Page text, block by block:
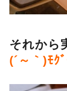
それから
(´～｀)ﾓｸ